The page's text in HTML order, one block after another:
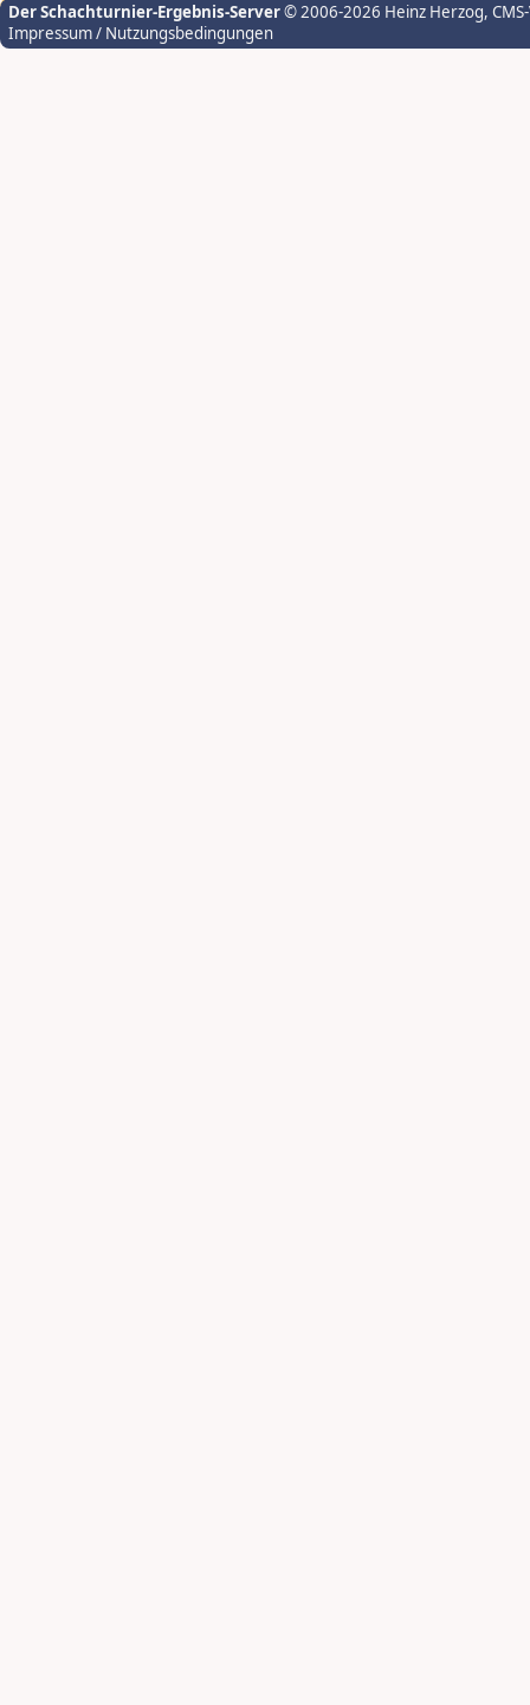
Der Schachturnier-Ergebnis-Server© 2006-2026 Heinz Herzog,
Impressum / Nutzungsbedingungen